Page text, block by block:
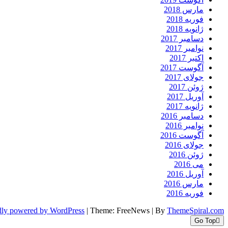
مارس 2018
فوریه 2018
ژانویه 2018
دسامبر 2017
نوامبر 2017
اکتبر 2017
آگوست 2017
جولای 2017
ژوئن 2017
آوریل 2017
ژانویه 2017
دسامبر 2016
نوامبر 2016
آگوست 2016
جولای 2016
ژوئن 2016
می 2016
آوریل 2016
مارس 2016
فوریه 2016
powered by WordPress | Theme: FreeNews | By ThemeSpiral.com
Go Top